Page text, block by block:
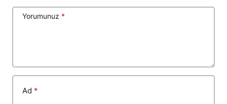
Yorumunuz *
Ad *